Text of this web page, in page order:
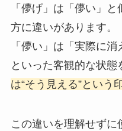
「儚げ」は「儚い」
方に違いがあります。
「儚い」は「実際に
といった客観的な状態
は“そう見える”という
この違いを理解せずに